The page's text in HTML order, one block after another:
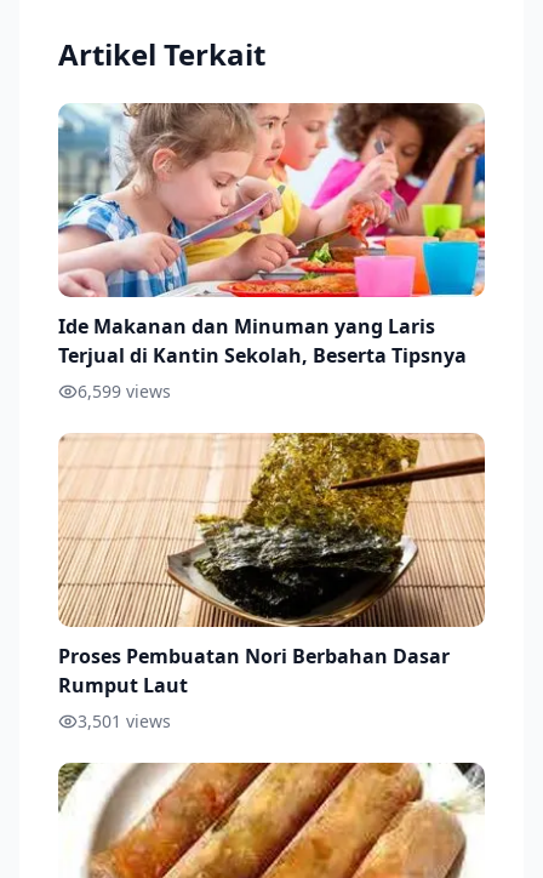
Artikel Terkait
Ide Makanan dan Minuman yang Laris
Terjual di Kantin Sekolah, Beserta Tipsnya
6,599 views
Proses Pembuatan Nori Berbahan Dasar
Rumput Laut
3,501 views